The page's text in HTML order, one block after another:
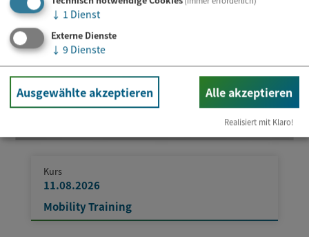
Kurs
11.08.2026
Mobility Training
↓ 1 Dienst
Externe Dienste
↓ 9 Dienste
Ausgewählte akzeptieren Alle akzeptieren
Realisiert mit Klaro!